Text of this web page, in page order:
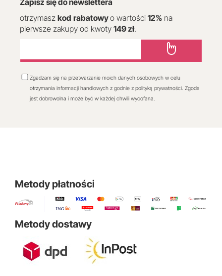
Zapisz się do newslettera
otrzymasz kod rabatowyo wartości 12% na
pierwsze zakupy od kwoty 149 zł.
Zgadzam się na przetwarzanie moich danych osobowych w celu
otrzymania informacji handlowych z godnie z polityką prywatności. Zgoda
jest dobrowolna i może być w każdej chwili wycofana.
Metody płatności
Metody dostawy